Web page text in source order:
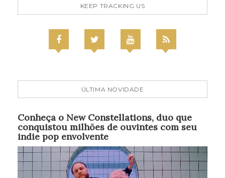
KEEP TRACKING US
ÚLTIMA NOVIDADE
Conheça o New Constellations, duo que
conquistou milhões de ouvintes com seu
indie pop envolvente